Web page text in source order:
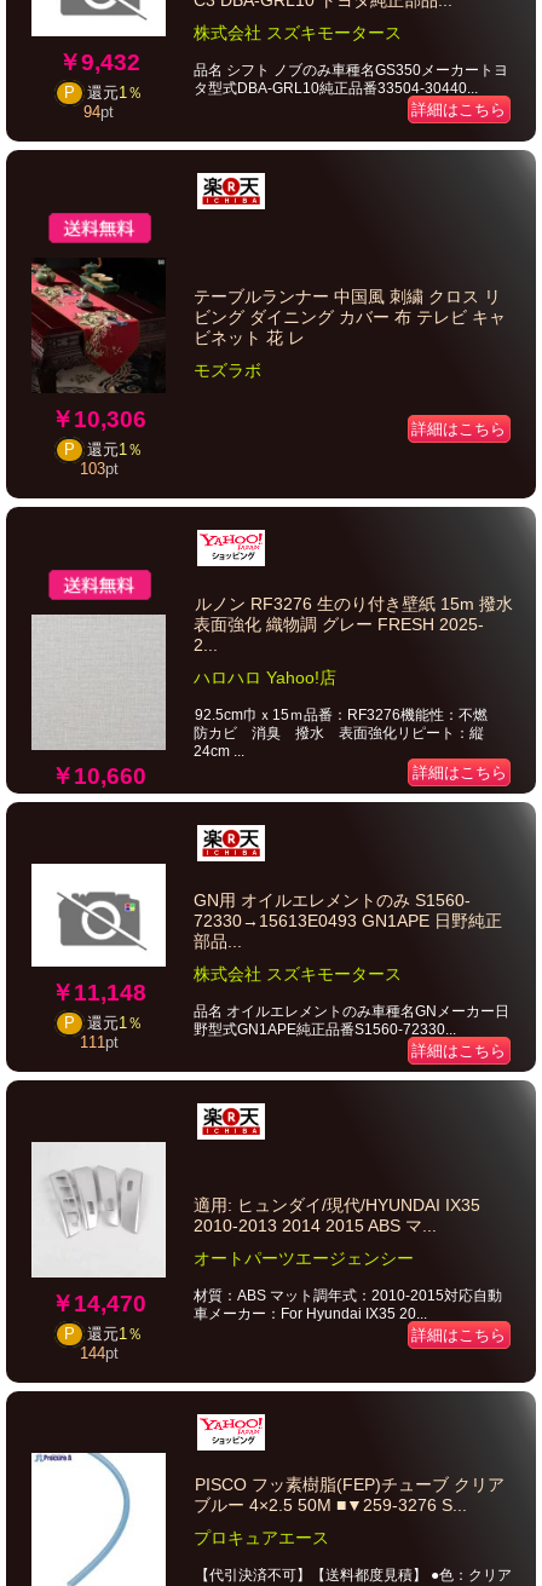
￥9,432
P 還元1％
94pt
株式会社 スズキモータース
品名 シフト ノブのみ車種名GS350メーカートヨ
タ型式DBA-GRL10純正品番33504-30440...
詳細はこちら
￥10,306
P 還元1％
103pt
テーブルランナー 中国風 刺繍 クロス リ
ビング ダイニング カバー 布 テレビ キャ
ビネット 花 レ
モズラボ
詳細はこちら
￥10,660
ルノン RF3276 生のり付き壁紙 15m 撥水
表面強化 織物調 グレー FRESH 2025-
2...
ハロハロ Yahoo!店
92.5cm巾ｘ15ｍ品番：RF3276機能性：不燃
防カビ 消臭 撥水 表面強化リピート：縦
24cm ...
詳細はこちら
￥11,148
P 還元1％
111 pt
GN用 オイルエレメントのみ S1560-
72330→15613E0493 GN1APE 日野純正
部品...
株式会社 スズキモータース
品名 オイルエレメントのみ車種名GNメーカー日
野型式GN1APE純正品番S1560-72330...
詳細はこちら
￥14,470
P 還元1％
144pt
適用: ヒュンダイ/現代/HYUNDAI IX35
2010-2013 2014 2015 ABS マ...
オートパーツエージェンシー
材質：ABS マット調年式：2010-2015対応自動
車メーカー：For Hyundai IX35 20...
詳細はこちら
PISCO フッ素樹脂(FEP)チューブ クリア
ブルー 4×2.5 50M ■▼259-3276 S...
プロキュアエース
【代引決済不可】【送料都度見積】 ●色：クリア